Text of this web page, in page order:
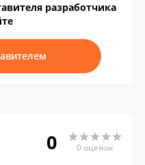
разработчика
0 0 оценок